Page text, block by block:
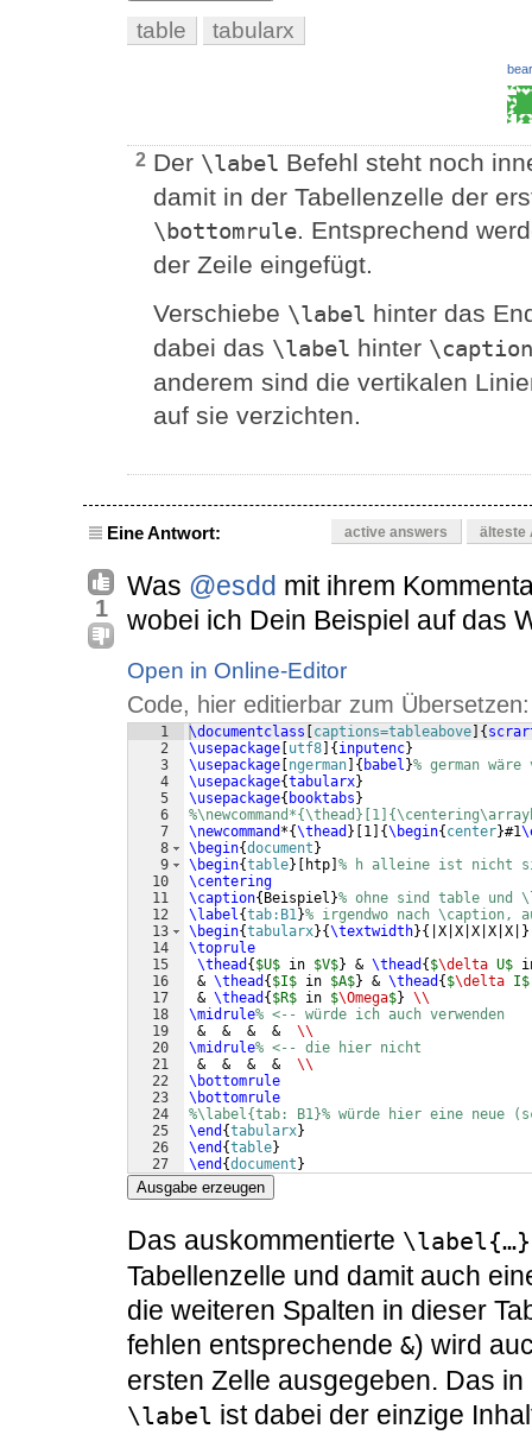
table tabularx
2 Der \label Befehl steht noch
damit in der Tabellenzelle der
\bottomrule. Entsprechend
der Zeile eingefügt.
Verschiebe \label hinter das
dabei das \label hinter \caption
anderem sind die vertikalen
auf sie verzichten.
Eine Antwort: active answers älteste
1
Was @esdd mit ihrem
wobei ich Dein Beispiel auf das
Open in Online-Editor
Code, hier editierbar zum Übersetzen:
1
2
3
4
5
6
7
8
9
10
11
12
13
14
15
16
17
18
19
20
21
22
23
24
25
26
27
\documentclass captions=tableabove {
\usepackage utf8 { inputenc}
\usepackage ngerman { babel }% german
\usepackage{tabularx}
\usepackage{ booktabs }
\newcommand *{\thead } 1 {\begin{ center}#1
\begin{document }
\begin{table} htp % h alleine ist nicht
\centering
\caption{ Beispiel }% ohne sind table
\label{tab:B1}% irgendwo nach \caption,
\begin{tabularx}{\textwidth}{ |X|X|X|X|X|
}
\toprule
\thead { $U$ in $V$} & \thead { $\delta U$
& \thead { $I$ in $A$} & \thead { $\delta I$
& \thead { $R$ in $\Omega$} \\
\midrule% <-- würde ich auch verwenden
&  &  &  & \\
\midrule% <-- die hier nicht
&  &  &  & \\
\bottomrule
\bottomrule
%\label{tab: B1}% würde hier eine neue
\end {tabularx}
\end {table}
\end {document }
Ausgabe erzeugen
Das auskommentierte \label{…}
Tabellenzelle und damit auch
die weiteren Spalten in dieser
fehlen entsprechende &) wird
ersten Zelle ausgegeben. Das
\label ist dabei der einzige